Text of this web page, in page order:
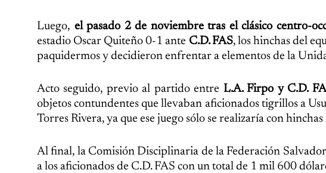
Luego, el pasado 2 de noviembre tras el clásico centro-
estadio Oscar Quiteño 0-1 ante C.D. FAS, los hinchas del
paquidermos y decidieron enfrentar a elementos de la
Acto seguido, previo al partido entre L.A. Firpo y C.D.
objetos contundentes que llevaban aficionados tigrillos a
Torres Rivera, ya que ese juego sólo se realizaría con hinchas
Al final, la Comisión Disciplinaria de la Federación
a los aficionados de C.D. FAS con un total de 1 mil 600